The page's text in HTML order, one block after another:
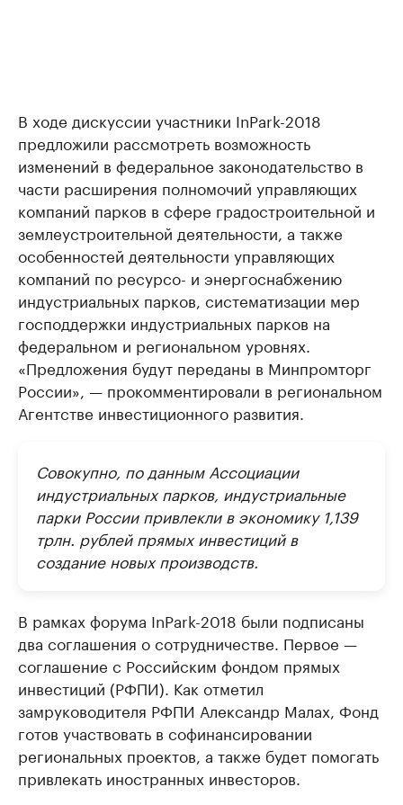
В ходе дискуссии участники InPark-2018
предложили рассмотреть возможность
изменений в федеральное законодательство в
части расширения полномочий управляющих
компаний парков в сфере градостроительной и
землеустроительной деятельности, а также
особенностей деятельности управляющих
компаний по ресурсо- и энергоснабжению
индустриальных парков, систематизации мер
господдержки индустриальных парков на
федеральном и региональном уровнях.
«Предложения будут переданы в Минпромторг
России», — прокомментировали в региональном
Агентстве инвестиционного развития.
Совокупно, по данным Ассоциации
индустриальных парков, индустриальные
парки России привлекли в экономику 1,139
трлн. рублей прямых инвестиций в
создание новых производств.
В рамках форума InPark-2018 были подписаны
два соглашения о сотрудничестве. Первое —
соглашение с Российским фондом прямых
инвестиций (РФПИ). Как отметил
замруководителя РФПИ Александр Малах, Фонд
готов участвовать в софинансировании
региональных проектов, а также будет помогать
привлекать иностранных инвесторов.